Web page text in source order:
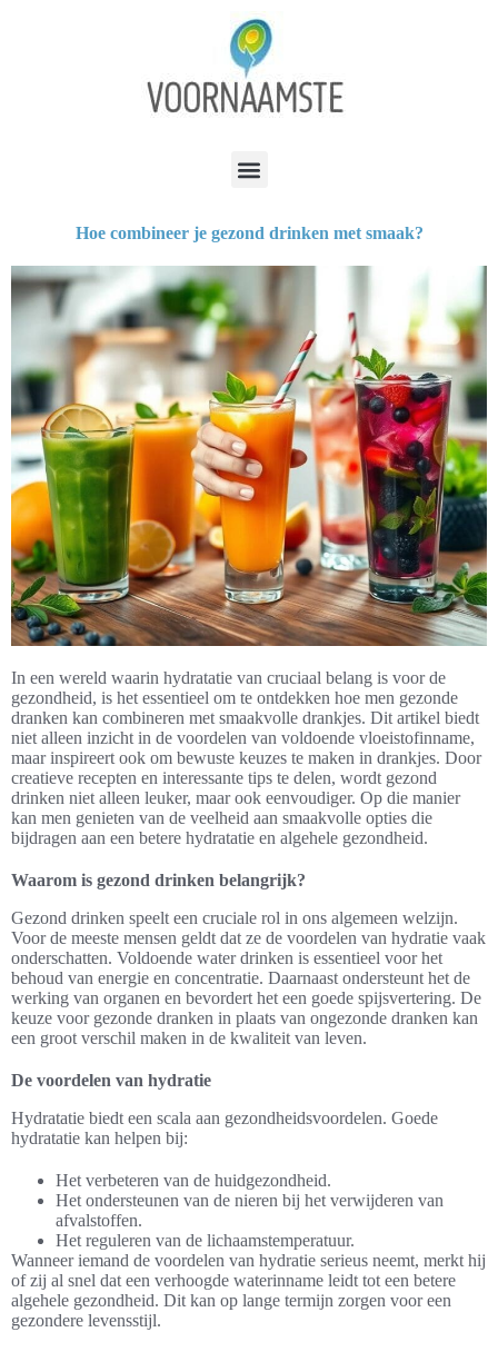
Hoe combineer je gezond drinken met smaak?
In een wereld waarin hydratatie van cruciaal belang is voor de
gezondheid, is het essentieel om te ontdekken hoe men gezonde
dranken kan combineren met smaakvolle drankjes. Dit artikel biedt
niet alleen inzicht in de voordelen van voldoende vloeistofinname,
maar inspireert ook om bewuste keuzes te maken in drankjes. Door
creatieve recepten en interessante tips te delen, wordt gezond
drinken niet alleen leuker, maar ook eenvoudiger. Op die manier
kan men genieten van de veelheid aan smaakvolle opties die
bijdragen aan een betere hydratatie en algehele gezondheid.
Waarom is gezond drinken belangrijk?
Gezond drinken speelt een cruciale rol in ons algemeen welzijn.
Voor de meeste mensen geldt dat ze de voordelen van hydratie vaak
onderschatten. Voldoende water drinken is essentieel voor het
behoud van energie en concentratie. Daarnaast ondersteunt het de
werking van organen en bevordert het een goede spijsvertering. De
keuze voor gezonde dranken in plaats van ongezonde dranken kan
een groot verschil maken in de kwaliteit van leven.
De voordelen van hydratie
Hydratatie biedt een scala aan gezondheidsvoordelen. Goede
hydratatie kan helpen bij:
Het verbeteren van de huidgezondheid.
Het ondersteunen van de nieren bij het verwijderen van
afvalstoffen.
Het reguleren van de lichaamstemperatuur.
Wanneer iemand de voordelen van hydratie serieus neemt, merkt hij
of zij al snel dat een verhoogde waterinname leidt tot een betere
algehele gezondheid. Dit kan op lange termijn zorgen voor een
gezondere levensstijl.